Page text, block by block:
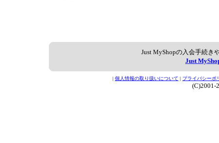
Just MyShopの入会手続き
Just
| 個人情報の取り扱いについて | プライバシーポ
(C)2001-